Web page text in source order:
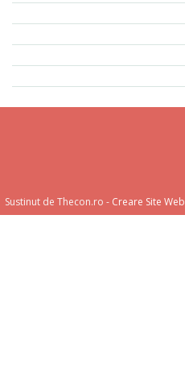
Sustinut de Thecon.ro - Creare Site Web